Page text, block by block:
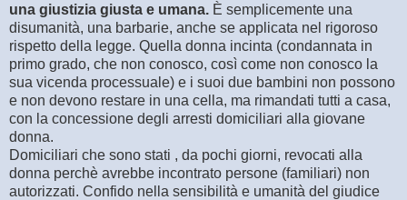
una giustizia giusta e umana. È semplicemente una
disumanità, una barbarie, anche se applicata nel rigoroso
rispetto della legge. Quella donna incinta (condannata in
primo grado, che non conosco, così come non conosco la
sua vicenda processuale) e i suoi due bambini non possono
e non devono restare in una cella, ma rimandati tutti a casa,
con la concessione degli arresti domiciliari alla giovane
donna.
Domiciliari che sono stati , da pochi giorni, revocati alla
donna perchè avrebbe incontrato persone (familiari) non
autorizzati. Confido nella sensibilità e umanità del giudice